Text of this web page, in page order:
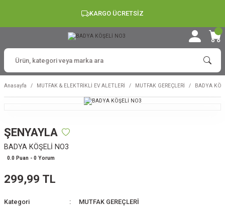
KARGO ÜCRETSİZ
Anasayfa MUTFAK & ELEKTRİKLİ EV ALETLERİ MUTFAK GEREÇLERİ BADYA
ŞENYAYLA
BADYA KÖŞELİ NO3
0.0 Puan - 0 Yorum
299,99 TL
Kategori
MUTFAK GEREÇLERİ